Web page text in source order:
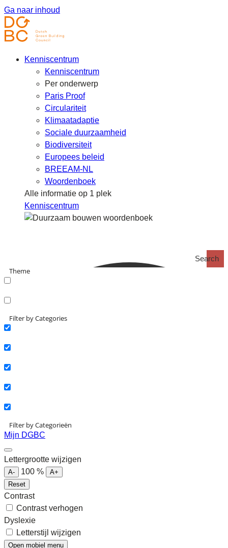
Ga naar inhoud
Kenniscentrum
Kenniscentrum
Per onderwerp
Paris Proof
Circulariteit
Klimaatadaptie
Sociale duurzaamheid
Biodiversiteit
Europees beleid
BREEAM-NL
Woordenboek
Alle informatie op 1 plek
Kenniscentrum
Search
Theme
Filter by Categories
Filter by Categorieën
Mijn DGBC
Lettergrootte wijzigen
A- 100 %
A+
Reset
Contrast
Contrast verhogen
Dyslexie
Letterstijl wijzigen
Open mobiel menu